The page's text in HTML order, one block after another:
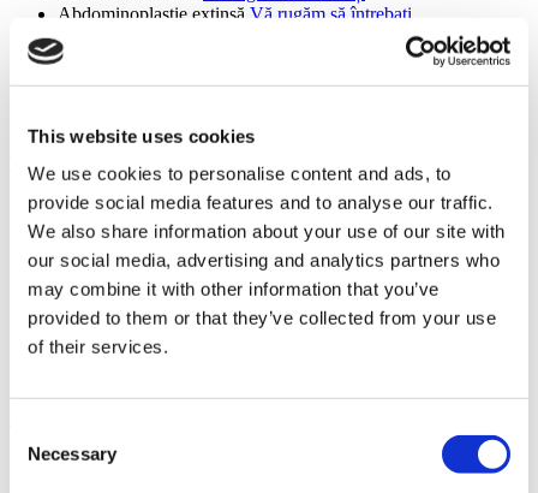
This website uses cookies
We use cookies to personalise content and ads, to
provide social media features and to analyse our traffic.
We also share information about your use of our site with
our social media, advertising and analytics partners who
may combine it with other information that you’ve
provided to them or that they’ve collected from your use
of their services.
Selection
Necessary
Abdominoplastie extinsă Vă rugăm să întrebați
Lifting Facial Cinderella
Vă rugăm să întrebați
Lifting Mons Pubis
Transplant de păr (9 proceduri)
Transplant De Păr Vă rugăm să întrebați
Transplant de sprâncene Vă rugăm să întrebați
Vă rugăm să întrebați
Transplant de mustață Vă rugăm să întrebați
Implant de Păr FUE Vă rugăm să întrebați
Implant Păr DHI Vă rugăm să întrebați
Transplant de par Sapphire
Septoplastie - Operație Deviație De Sept
Vă rugăm să